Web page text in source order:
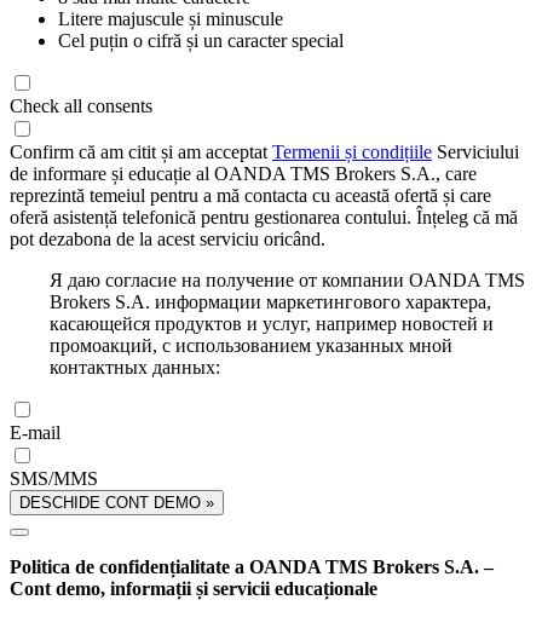
Litere majuscule și minuscule
Cel puțin o cifră și un caracter special
Check all consents
Confirm că am citit și am acceptat Termenii și condițiile Serviciului
de informare și educație al OANDA TMS Brokers S.A., care
reprezintă temeiul pentru a mă contacta cu această ofertă și care
oferă asistență telefonică pentru gestionarea contului. Înțeleg că mă
pot dezabona de la acest serviciu oricând.
Я даю согласие на получение от компании OANDA TMS
Brokers S.A. информации маркетингового характера,
касающейся продуктов и услуг, например новостей и
промоакций, с использованием указанных мной
контактных данных:
E-mail
SMS/MMS
DESCHIDE CONT DEMO »
Politica de confidențialitate a OANDA TMS Brokers S.A. –
Cont demo, informații și servicii educaționale